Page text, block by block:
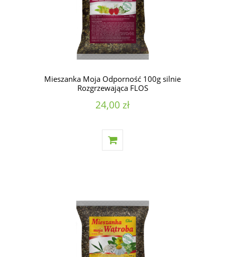
Mieszanka Moja Odporność 100g silnie
Rozgrzewająca FLOS
24,00 zł